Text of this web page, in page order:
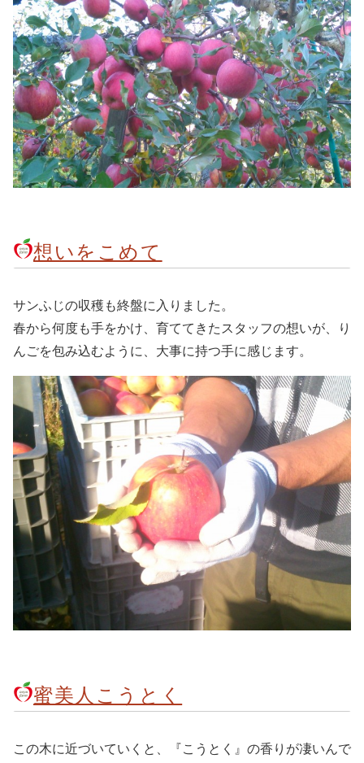
想いをこめて
サンふじの収穫も終盤に入りました。
春から何度も手をかけ、育ててきたスタッフの想いが、り
んごを包み込むように、大事に持つ手に感じます。
蜜美人こうとく
この木に近づいていくと、『こうとく』の香りが凄いんで